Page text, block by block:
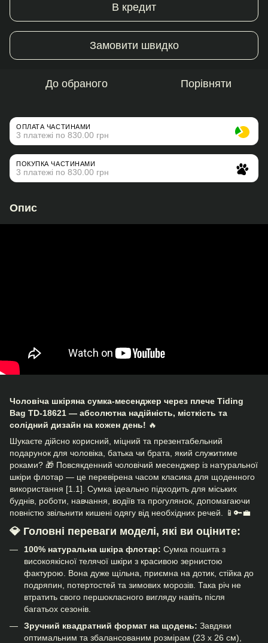
В кредит
Замовити швидко
До обраного Порівняти
ОПЛАТА ЧАСТИНАМИ
3 платежі по 830.00 грн
ПОКУПКА ЧАСТИНАМИ
3 платежі по 830.00 грн
Опис
Чоловіча шкіряна сумка-месенджер через плече Tiding
Bag TD-18621 — абсолютна надійність, місткість та
солідний дизайн на кожен день! 🔥
Шукаєте дійсно корисний, міцний та презентабельний
подарунок для чоловіка, батька чи брата, який служитиме
роками? 🎁 Повсякденний чоловічий месенджер із натуральної
шкіри флотар — це перевірена часом класика для щоденного
використання [1.1]. Сумка ідеально підходить для міських
буднів, роботи, навчання, водіїв та прогулянок, допомагаючи
повністю звільнити кишені одягу від необхідних речей. 📱🔑💼
💎 Головні переваги моделі, які ви оціните:
100% натуральна шкіра флотар: Сумка пошита з
високоякісної телячої шкіри з красивою зернистою
фактурою. Вона дуже щільна, приємна на дотик, стійка до
подряпин, потертостей та зимових морозів. Така річ не
втратить свого першокласного вигляду навіть після
багатьох сезонів.
Зручний квадратний формат на щодень: Завдяки
оптимальним та збалансованим розмірам (23 х 26 см),